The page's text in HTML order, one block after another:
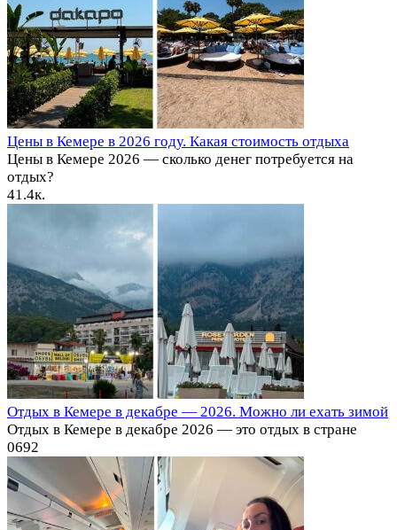
Цены в Кемере в 2026 году. Какая стоимость отдыха
Цены в Кемере 2026 — сколько денег потребуется на
отдых?
41.4к.
Отдых в Кемере в декабре — 2026. Можно ли ехать зимой
Отдых в Кемере в декабре 2026 — это отдых в стране
0692